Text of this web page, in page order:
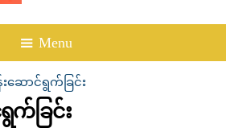
☰ Menu
ောင်ရွက်ခြင်း
က်ခြင်း